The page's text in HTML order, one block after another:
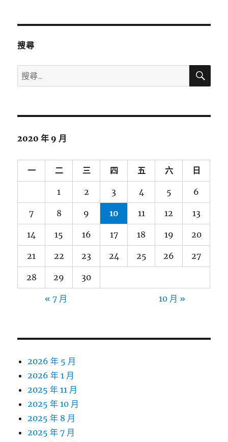
搜尋
搜
尋
鍵
搜
2020 年 9 月
一 二 三 四 五 六 日
1 2 3 4 5 6
7 8 9 10 11 12 13
14 15 16 17 18 19 20
21 22 23 24 25 26 27
28 29 30
« 7 月 10 月 »
2026 年 5 月
2026 年 1 月
2025 年 11 月
2025 年 10 月
2025 年 8 月
2025 年 7 月